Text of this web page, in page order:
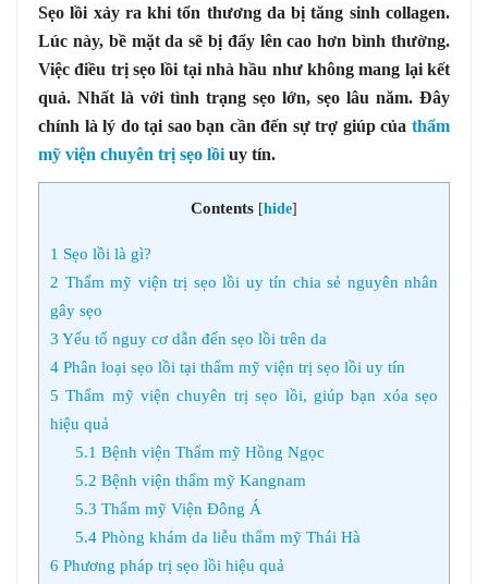
Sẹo lồi xảy ra khi tổn thương da bị tăng sinh collagen.
Lúc này, bề mặt da sẽ bị đẩy lên cao hơn bình thường.
Việc điều trị sẹo lồi tại nhà hầu như không mang lại kết
quả. Nhất là với tình trạng sẹo lớn, sẹo lâu năm. Đây
chính là lý do tại sao bạn cần đến sự trợ giúp của thẩm
mỹ viện chuyên trị sẹo lồi uy tín.
Contents [hide]
1 Sẹo lồi là gì?
2 Thẩm mỹ viện trị sẹo lồi uy tín chia sẻ nguyên nhân
gây sẹo
3 Yếu tố nguy cơ dẫn đến sẹo lồi trên da
4 Phân loại sẹo lồi tại thẩm mỹ viện trị sẹo lồi uy tín
5 Thẩm mỹ viện chuyên trị sẹo lồi, giúp bạn xóa sẹo
hiệu quả
5.1 Bệnh viện Thẩm mỹ Hồng Ngọc
5.2 Bệnh viện thẩm mỹ Kangnam
5.3 Thẩm mỹ Viện Đông Á
5.4Phòng khám da liễu thẩm mỹ Thái Hà
6 Phương pháp trị sẹo lồi hiệu quả